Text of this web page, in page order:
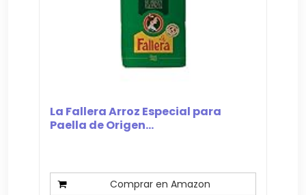
La Fallera Arroz Especial para
Paella de Origen...
Comprar en Amazon